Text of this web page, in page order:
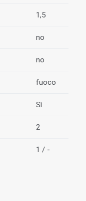
1,5
no
no
fuoco
Sì
2
1 / -